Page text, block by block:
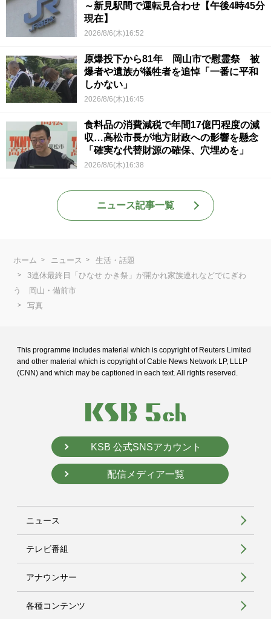
～新見駅間で運転見合わせ【午後4時45分
現在】
2026/8/6(木)16:52
原爆投下から81年 岡山市で慰霊祭 被
爆者や遺族が犠牲者を追悼「一番に平和
しかない」
2026/8/6(木)16:45
食料品の消費減税で年間17億円程度の減
収…高松市長が地方財政への影響を懸念
「確実な代替財源の確保、穴埋めを」
2026/8/6(木)16:38
ニュース記事一覧
ホーム ニュース
生活・話題
3連休最終日「ひなせ かき祭」が開かれ家族連れなどでにぎわ
う 岡山・備前市
写真
This programme includes material which is copyright of Reuters Limited
and other material which is copyright of Cable News Network LP, LLLP
(CNN) and which may be captioned in each text. All rights reserved.
KSB 公式SNSアカウント
配信メディア一覧
ニュース
テレビ番組
アナウンサー
各種コンテンツ